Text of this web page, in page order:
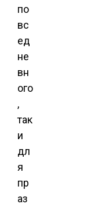
по
вс
ед
не
вн
ого
,
так
и
дл
я
пр
аз